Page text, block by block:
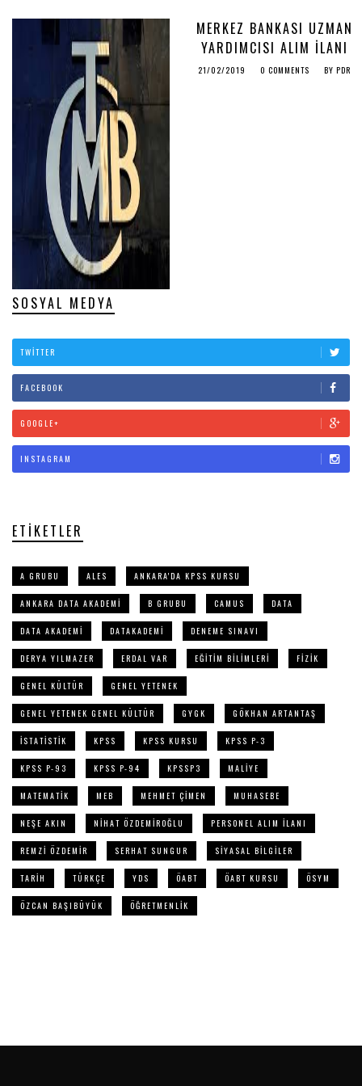
MERKEZ BANKASI UZMAN
YARDIMCISI ALIM İLANI
21/02/2019 0 COMMENTS BYPDR
SOSYAL MEDYA
TWITTER
FACEBOOK
GOOGLE+
INSTAGRAM
ETIKETLER
A GRUBU ALES ANKARA'DA KPSS KURSU
ANKARA DATA AKADEMI B GRUBU CAMUS DATA
DATA AKADEMI DATAKADEMI DENEME SINAVI
DERYA YILMAZER ERDAL VAR EĞITIM BILIMLERI FIZIK
GENEL KÜLTÜR GENEL YETENEK
GENEL YETENEK GENEL KÜLTÜR GYGK GÖKHAN ARTANTAŞ
ISTATISTIK KPSS KPSS KURSU KPSS P-3
KPSS P-93 KPSS P-94 KPSSP3 MALIYE
MATEMATIK MEB MEHMET ÇIMEN MUHASEBE
NEŞE AKIN NIHAT ÖZDEMIROĞLU PERSONEL ALIM ILANI
REMZI ÖZDEMIR SERHAT SUNGUR SIYASAL BILGILER
TARIH TÜRKÇE YDS ÖABT ÖABT KURSU ÖSYM
ÖZCAN BAŞIBÜYÜK ÖĞRETMENLIK